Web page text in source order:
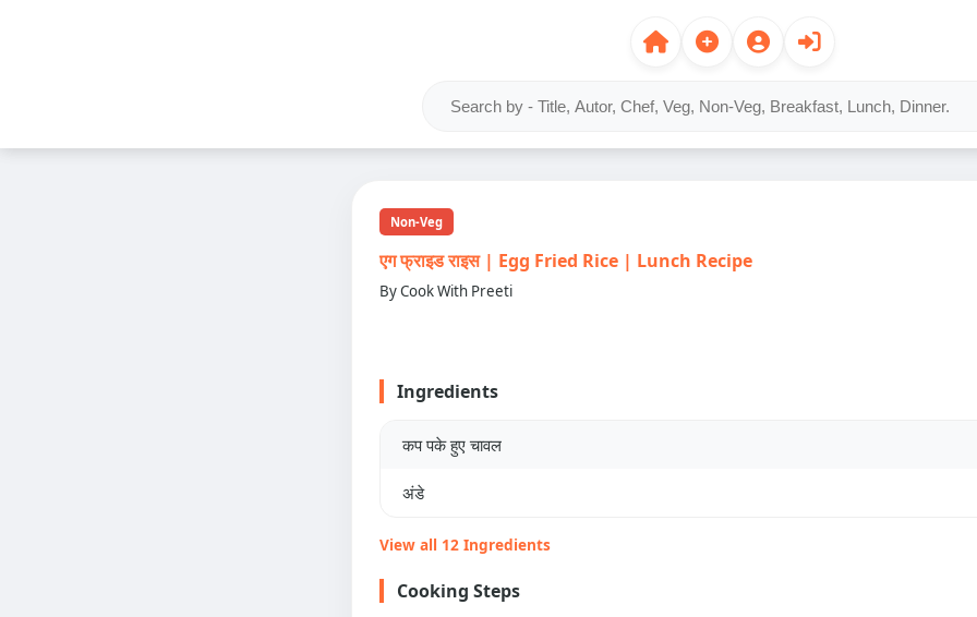
Non-Veg
एग फ्राइड राइस | Egg Fried Rice | Lunch Recipe
By Cook With Preeti
Ingredients
कप पके हुए चावल
अंडे
View all 12 Ingredients
Cooking Steps